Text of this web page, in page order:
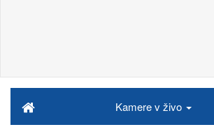
Kamere v živo